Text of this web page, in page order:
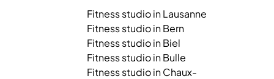
Fitness studio in Lausanne
Fitness studio in Bern
Fitness studio in Biel
Fitness studio in Bulle
Fitness studio in Chaux-